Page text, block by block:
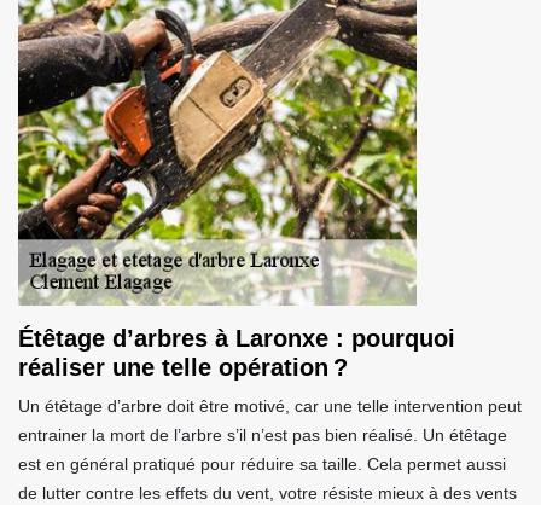
Étêtage d’arbres à Laronxe : pourquoi
réaliser une telle opération ?
Un étêtage d’arbre doit être motivé, car une telle intervention peut
entrainer la mort de l’arbre s’il n’est pas bien réalisé. Un étêtage
est en général pratiqué pour réduire sa taille. Cela permet aussi
de lutter contre les effets du vent, votre résiste mieux à des vents